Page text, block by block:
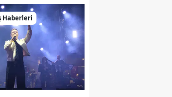
Haberleri